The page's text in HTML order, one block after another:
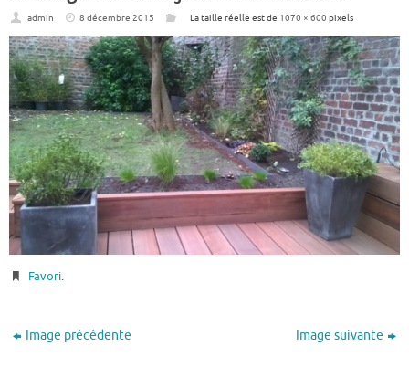
admin 8 décembre 2015 La taille réelle est de 1070 × 600 pixels
Favori.
Image précédente Image suivante